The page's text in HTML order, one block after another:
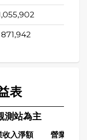
871,942
表
測站為主
收入淨額
營業成本(